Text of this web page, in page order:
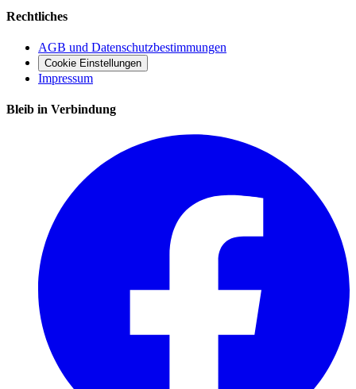
Rechtliches
AGB und Datenschutzbestimmungen
Cookie Einstellungen
Impressum
Bleib in Verbindung